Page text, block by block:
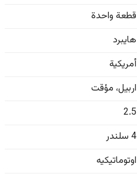
قطعة واحدة
هايبرد
أمريكية
اربيل، مؤقت
2.5
4 سلندر
اوتوماتيكيه